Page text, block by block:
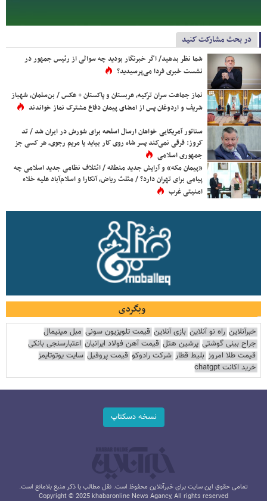
در بحث مشارکت کنید
شما نظر بدهید/ اگر خبرنگار بودید چه سوالی از رئیس جمهور در
نشست خبری فردا می‌پرسیدید؟
نماز جماعت سران ترکیه، عربستان و پاکستان + عکس / بن‌سلمان، شهباز
شریف و اردوغان پس از امضای پیمان دفاع مشترک نماز خواندند
سناتور آمریکایی خواهان ارسال اسلحه برای شورش در ایران شد / تد
کروز: فرقی نمی‌کند پسر شاه روی کار بیاید یا مریم رجوی، هر کسی جز
جمهوری اسلامی
«پیمان مکه» و آرایش جدید منطقه / ائتلاف نظامی جدید اسلامی چه
پیامی برای تهران دارد؟ / مثلث ریاض، آنکارا و اسلام‌آباد علیه خلاء
امنیتی غرب
وبگردی
خبرآنلاین راه نو آنلاین بازی آنلاین قیمت تلویزیون سونی مبل مینیمال
جراح بینی گوشتی پرشین هتل قیمت آهن فولاد ایرانیان اعتبارسنجی بانکی
قیمت طلا امروز بلیط قطار شرکت رادوکو قیمت پروفیل سایت یوتوتایمز
خرید اکانت chatgpt
نسخه دسکتاپ
تمامی حقوق این سایت برای خبرآنلاین محفوظ است. نقل مطالب با ذکر منبع بلامانع است.
Copyright © 2025 khabaronline News Agancy, All rights reserved